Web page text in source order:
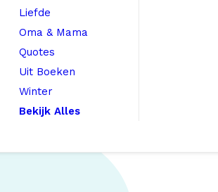
Liefde
Oma & Mama
Quotes
Uit Boeken
Winter
Bekijk Alles